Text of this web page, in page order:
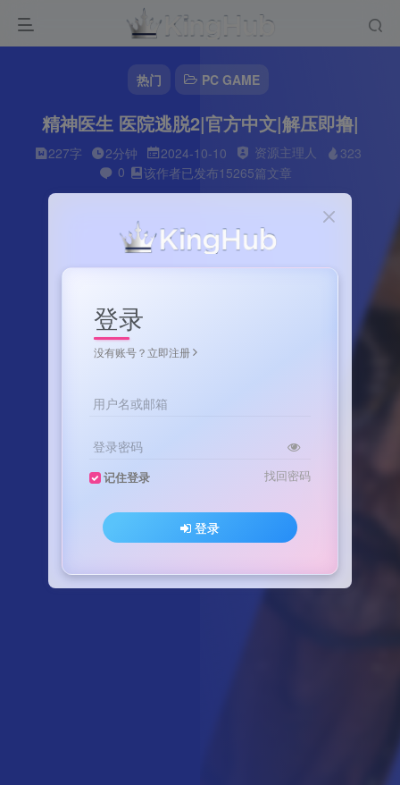
热门 PC GAME
精神医生 医院逃脱2|官方中文|解压即撸|
227字 2分钟 2024-10-10 资源主理人
323
0
该作者已发布15265篇文章
登录
没有账号？立即注册
用户名或邮箱
登录密码
记住登录 找回密码
登录